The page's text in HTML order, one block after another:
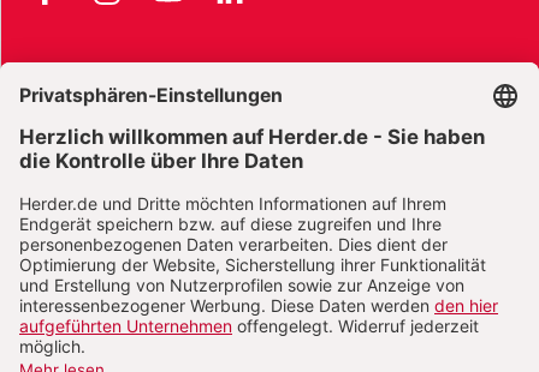
Widerrufsbelehrung E-Books
Widerrufsbelehrung Zeitschriften Datenschutz
Datenschutz Social Media Barrierefreiheit
Vertrag widerrufen